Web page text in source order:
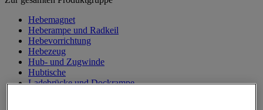
Hebemagnet
Heberampe und Radkeil
Hebevorrichtung
Hebezeug
Hub- und Zugwinde
Hubtische
Ladebrücke und Dockrampe